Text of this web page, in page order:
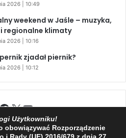
2026 | 10:49
weekend w Jaśle – muzyka,
regionalne klimaty
2026 | 10:16
zjadał piernik?
2026 | 10:12
X YouTube
Użytkowniku!
obowiązywać Rozporządzenie